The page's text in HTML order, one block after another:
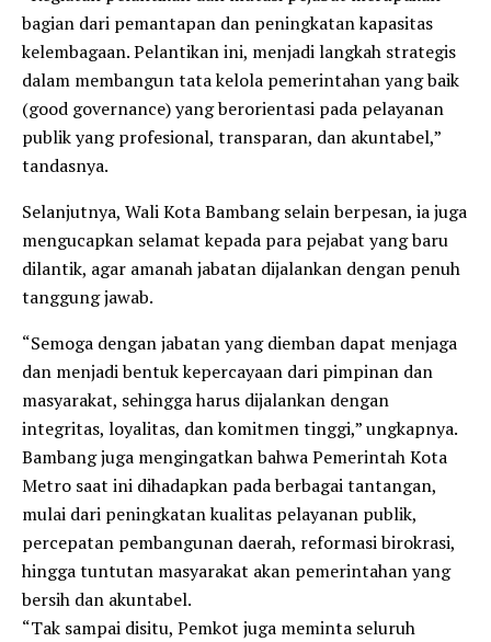
bagian dari pemantapan dan peningkatan kapasitas
kelembagaan. Pelantikan ini, menjadi langkah strategis
dalam membangun tata kelola pemerintahan yang baik
(good governance) yang berorientasi pada pelayanan
publik yang profesional, transparan, dan akuntabel,”
tandasnya.
Selanjutnya, Wali Kota Bambang selain berpesan, ia juga
mengucapkan selamat kepada para pejabat yang baru
dilantik, agar amanah jabatan dijalankan dengan penuh
tanggung jawab.
“Semoga dengan jabatan yang diemban dapat menjaga
dan menjadi bentuk kepercayaan dari pimpinan dan
masyarakat, sehingga harus dijalankan dengan
integritas, loyalitas, dan komitmen tinggi,” ungkapnya.
Bambang juga mengingatkan bahwa Pemerintah Kota
Metro saat ini dihadapkan pada berbagai tantangan,
mulai dari peningkatan kualitas pelayanan publik,
percepatan pembangunan daerah, reformasi birokrasi,
hingga tuntutan masyarakat akan pemerintahan yang
bersih dan akuntabel.
“Tak sampai disitu, Pemkot juga meminta seluruh